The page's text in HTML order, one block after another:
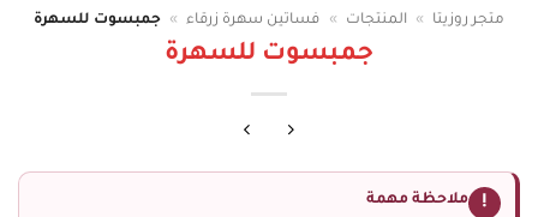
متجر روزيتا » المنتجات » فساتين سهرة زرقاء » جمبسوت للسهرة
جمبسوت للسهرة
! ملاحظة مهمة